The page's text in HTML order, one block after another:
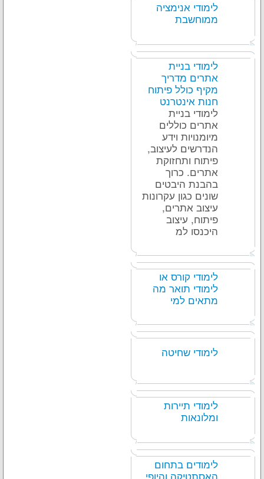
לימודי אנימציה
ממוחשבת
לימודי בניית
אתרים מדריך
מקיף כולל פיתוח
חנות אינטרנט
לימודי בניית
אתרים כוללים
מיומנויות וידע
הנדרשים לעיצוב,
פיתוח ותחזוקת
אתרים. כרוך
בהבנת היבטים
שונים כגון עקרונות
עיצוב אתרים,
פיתוח, עיצוב
היכנסו למ
לימודי קורס או
לימודי תואר מה
מתאים למי
לימודי שחיטה
לימודי תיירות
ומלונאות
לימודים בתחום
האסתטיקה והיופי